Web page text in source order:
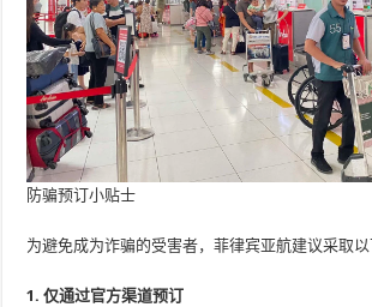
防骗预订小贴士
为避免成为诈骗的受害者，菲律宾亚航建议采取以
1. 仅通过官方渠道预订